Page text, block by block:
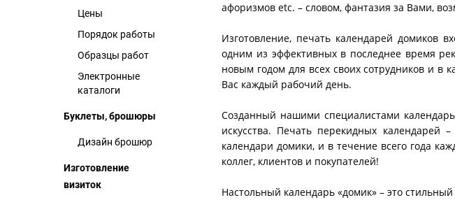
Цены
Порядок работы
Образцы работ
Электронные
каталоги
Буклеты, брошюры
Дизайн брошюр
Изготовление
визиток
афоризмов etc. – словом, фантазия за Вами,
Изготовление, печать календарей домиков
одним из эффективных в последнее время
новым годом для всех своих сотрудников и в
Вас каждый рабочий день.
Созданный нашими специалистами
искусства. Печать перекидных календарей
календари домики, и в течение всего года
коллег, клиентов и покупателей!
Настольный календарь «домик» – это